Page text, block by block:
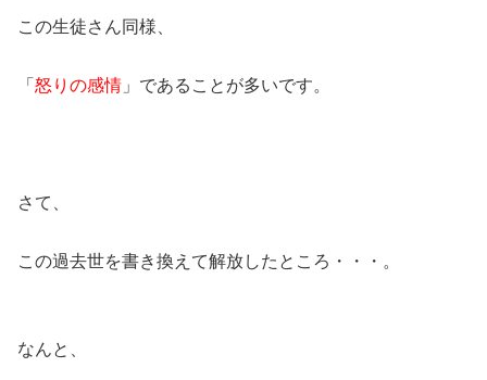
この生徒さん同様、
「 怒りの感情 」であることが多いです。
さて、
この過去世を書き換えて解放したところ・・・。
なんと、